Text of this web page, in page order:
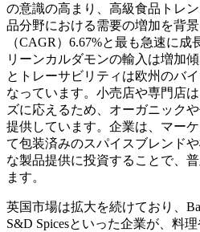
の意識の高まり、高級食品トレ
品分野における需要の増加を背
（CAGR）6.67%と最も急速に
リーンカルダモンの輸入は増加
とトレーサビリティは欧州のバ
なっています。小売店や専門店
ズに応えるため、オーガニック
提供しています。企業は、マー
て包装済みのスパイスブレンド
な製品提供に投資することで、
ます。
英国市場は拡大を続けており、
S&D Spicesといった企業が、料